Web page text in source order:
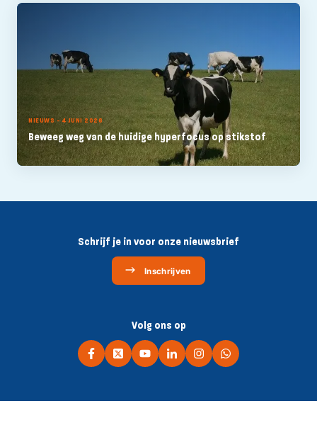
NIEUWS - 4 JUNI 2026
Beweeg weg van de huidige hyperfocus op stikstof
Schrijf je in voor onze nieuwsbrief
Inschrijven
Volg ons op